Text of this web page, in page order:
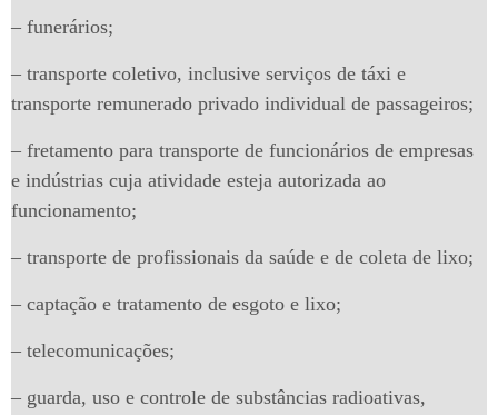
– funerários;
– transporte coletivo, inclusive serviços de táxi e
transporte remunerado privado individual de passageiros;
– fretamento para transporte de funcionários de empresas
e indústrias cuja atividade esteja autorizada ao
funcionamento;
– transporte de profissionais da saúde e de coleta de lixo;
– captação e tratamento de esgoto e lixo;
– telecomunicações;
– guarda, uso e controle de substâncias radioativas,